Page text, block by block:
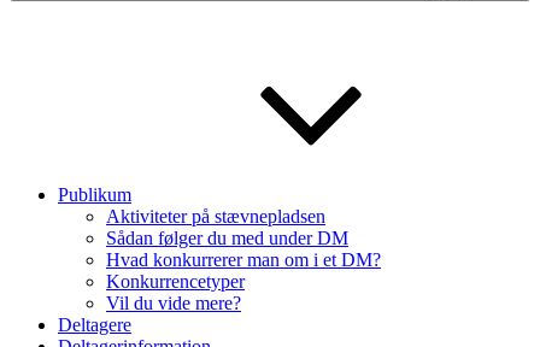
Publikum
Aktiviteter på stævnepladsen
Sådan følger du med under DM
Hvad konkurrerer man om i et DM?
Konkurrencetyper
Vil du vide mere?
Deltagere